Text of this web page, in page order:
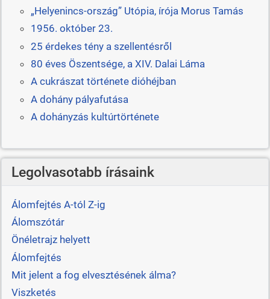
„Helyenincs-ország” Utópia, írója Morus Tamás
1956. október 23.
25 érdekes tény a szellentésről
80 éves Öszentsége, a XIV. Dalai Láma
A cukrászat története dióhéjban
A dohány pályafutása
A dohányzás kultúrtörténete
Legolvasotabb írásaink
Álomfejtés A-tól Z-ig
Álomszótár
Önéletrajz helyett
Álomfejtés
Mit jelent a fog elvesztésének álma?
Viszketés